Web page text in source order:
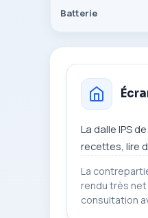
Batterie
La dalle IPS
recettes, lire
La
rendu très
consultation